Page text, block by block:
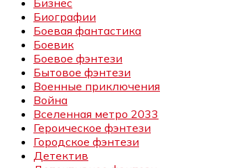
Бизнес
Биографии
Боевая фантастика
Боевик
Боевое фэнтези
Бытовое фэнтези
Военные приключения
Война
Вселенная метро 2033
Героическое фэнтези
Городское фэнтези
Детектив